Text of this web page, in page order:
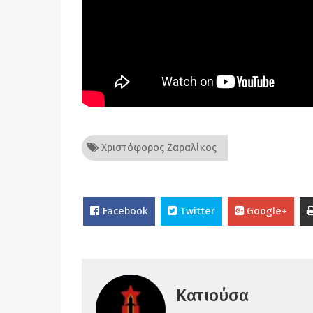
Χριστόφορος Ζαραλίκος
Facebook Twitter Google+
Κατιούσα